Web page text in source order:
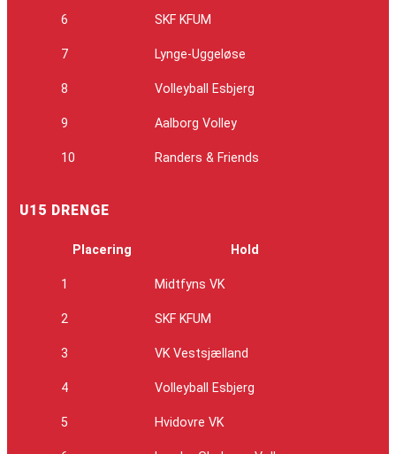
6 SKF KFUM
7 Lynge-Uggeløse
8 Volleyball Esbjerg
9 Aalborg Volley
10 Randers & Friends
U15 DRENGE
Placering Hold
1 Midtfyns VK
2 SKF KFUM
3 VK Vestsjælland
4 Volleyball Esbjerg
5 Hvidovre VK